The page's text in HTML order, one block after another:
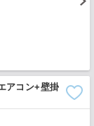
アコン+壁掛